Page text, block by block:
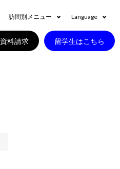
訪問別メニュー Language
資料請求 留学生はこちら